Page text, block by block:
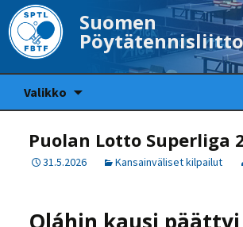
Suomen
Pöytätennisliitto
Valikko
Puolan Lotto Superliga
31.5.2026 Kansainväliset kilpailut